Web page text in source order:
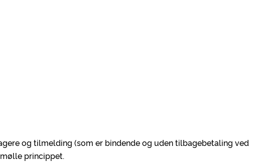
og tilmelding (som er bindende og uden tilbagebetaling ved
princippet.